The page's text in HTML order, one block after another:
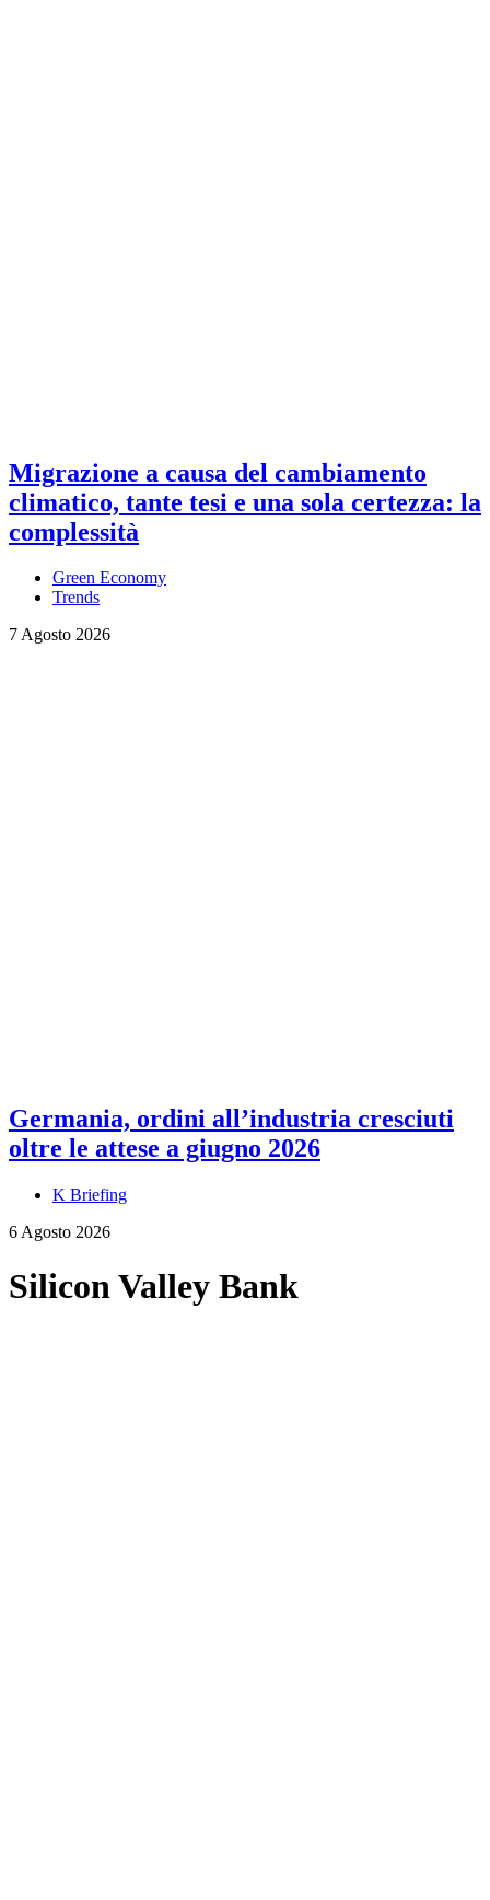
Migrazione a causa del cambiamento
climatico, tante tesi e una sola certezza: la
complessità
Green Economy
Trends
7 Agosto 2026
Germania, ordini all’industria cresciuti
oltre le attese a giugno 2026
K Briefing
6 Agosto 2026
Silicon Valley Bank